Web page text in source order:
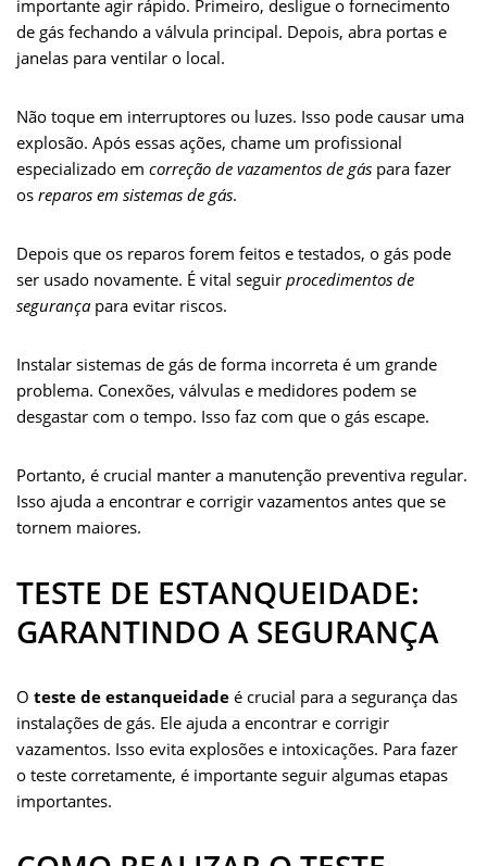
importante agir rápido. Primeiro, desligue o fornecimento
de gás fechando a válvula principal. Depois, abra portas e
janelas para ventilar o local.
Não toque em interruptores ou luzes. Isso pode causar uma
explosão. Após essas ações, chame um profissional
especializado em correção de vazamentos de gás para fazer
os reparos em sistemas de gás.
Depois que os reparos forem feitos e testados, o gás pode
ser usado novamente. É vital seguir procedimentos de
segurançapara evitar riscos.
Instalar sistemas de gás de forma incorreta é um grande
problema. Conexões, válvulas e medidores podem se
desgastar com o tempo. Isso faz com que o gás escape.
Portanto, é crucial manter a manutenção preventiva regular.
Isso ajuda a encontrar e corrigir vazamentos antes que se
tornem maiores.
TESTE DE ESTANQUEIDADE:
GARANTINDO A SEGURANÇA
O teste de estanqueidade é crucial para a segurança das
instalações de gás. Ele ajuda a encontrar e corrigir
vazamentos. Isso evita explosões e intoxicações. Para fazer
o teste corretamente, é importante seguir algumas etapas
importantes.